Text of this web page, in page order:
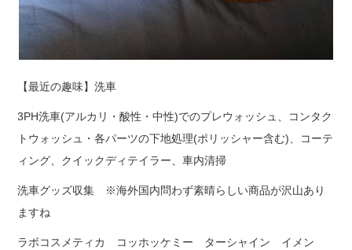
【最近の趣味】洗車
3PH洗車(アルカリ・酸性・中性)でのプレウォッシュ、コンタク
トウォッシュ・各パーツの下地処理(ポリッシャー含む)、コーテ
ィング、クイックディテイラー、車内清掃
洗車グッズ収集 ※海外国内問わず素晴らしい商品が沢山あり
ますね
ラボコスメティカ コッホッケミー ターシャイン イメン